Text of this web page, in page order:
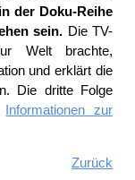
der Doku-Reihe
sein. Die TV-
Welt brachte,
und erklärt die
Die dritte Folge
Informationen zur
Zurück